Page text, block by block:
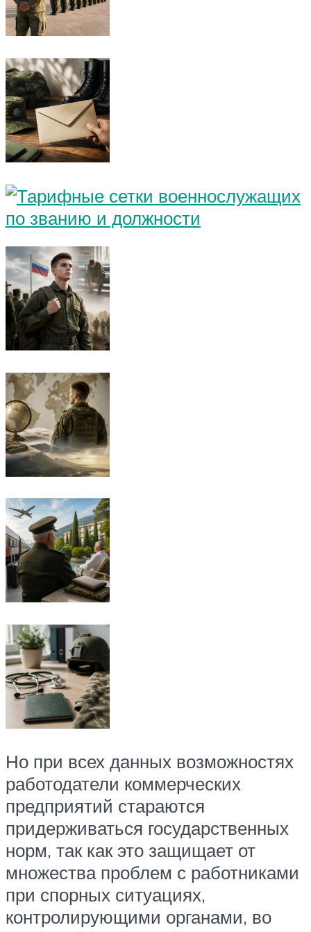
Но при всех данных возможностях
работодатели коммерческих
предприятий стараются
придерживаться государственных
норм, так как это защищает от
множества проблем с работниками
при спорных ситуациях,
контролирующими органами, во